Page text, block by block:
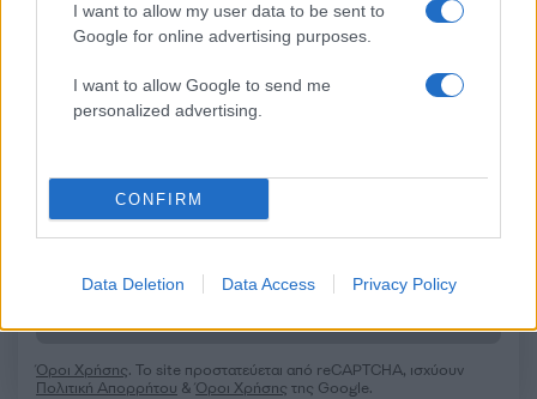
I want to allow my user data to be sent to
Google for online advertising purposes.
I want to allow Google to send me
personalized advertising.
CONFIRM
Data Deletion Data Access Privacy Policy
Σχολίασε εδώ
Όροι Χρήσης. Το site προστατεύεται από reCAPTCHA, ισχύουν
Πολιτική Απορρήτου &Όροι Χρήσης της Google.